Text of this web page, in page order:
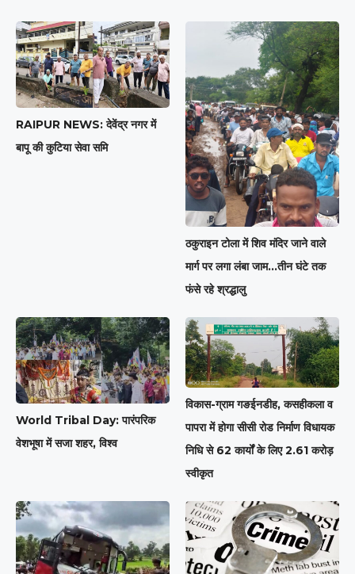
RAIPUR NEWS: देवेंद्र नगर में
बापू की कुटिया सेवा समि
ठकुराइन टोला में शिव मंदिर जाने वाले
मार्ग पर लगा लंबा जाम…तीन घंटे तक
फंसे रहे श्रद्धालु
World Tribal Day: पारंपरिक
वेशभूषा में सजा शहर, विश्व
विकास-ग्राम गङईनडीह, कसहीकला व
पापरा में होगा सीसी रोड निर्माण विधायक
निधि से 62 कार्यों के लिए 2.61 करोड़
स्वीकृत